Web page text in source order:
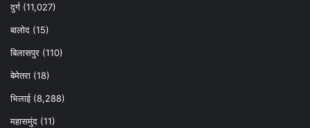
दुर्ग (11,027)
बालोद (15)
बिलासपुर (110)
बेमेतरा (18)
भिलाई(8,288)
महासमुंद (11)